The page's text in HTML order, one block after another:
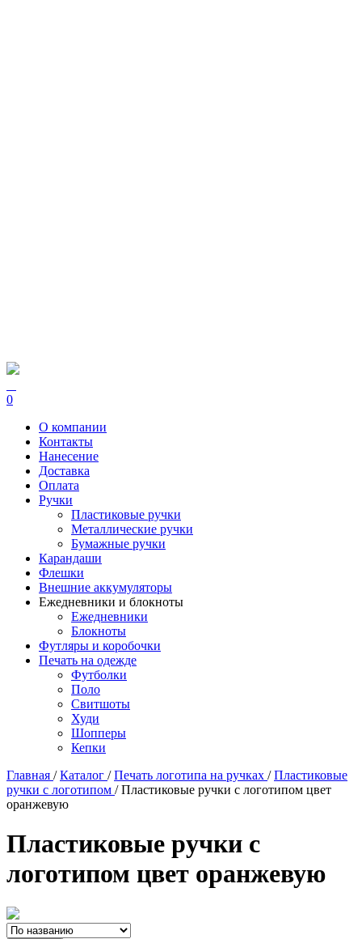
0
О компании
Контакты
Нанесение
Доставка
Оплата
Ручки
Пластиковые ручки
Металлические ручки
Бумажные ручки
Карандаши
Флешки
Внешние аккумуляторы
Ежедневники и блокноты
Ежедневники
Блокноты
Футляры и коробочки
Печать на одежде
Футболки
Поло
Свитшоты
Худи
Шопперы
Кепки
Главная / Каталог / Печать логотипа на ручках / Пластиковые
ручки с логотипом / Пластиковые ручки с логотипом цвет
оранжевую
Пластиковые ручки с
логотипом цвет оранжевую